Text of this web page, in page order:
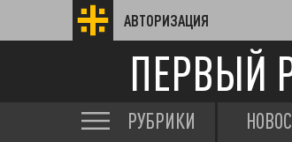
АВТОРИЗАЦИЯ
ПЕРВЫЙ
РУБРИКИ